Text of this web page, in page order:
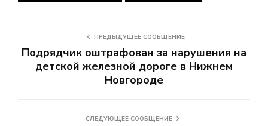
ПРЕДЫДУЩЕЕ СООБЩЕНИЕ
Подрядчик оштрафован за нарушения на
детской железной дороге в Нижнем
Новгороде
СЛЕДУЮЩЕЕ СООБЩЕНИЕ